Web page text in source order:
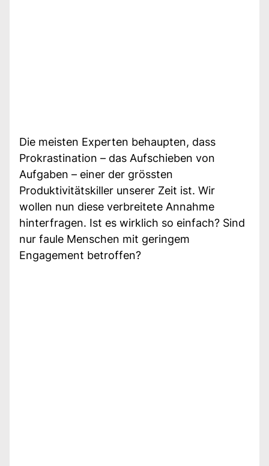
Die meisten Experten behaupten, dass
Prokrastination – das Aufschieben von
Aufgaben – einer der grössten
Produktivitätskiller unserer Zeit ist. Wir
wollen nun diese verbreitete Annahme
hinterfragen. Ist es wirklich so einfach? Sind
nur faule Menschen mit geringem
Engagement betroffen?